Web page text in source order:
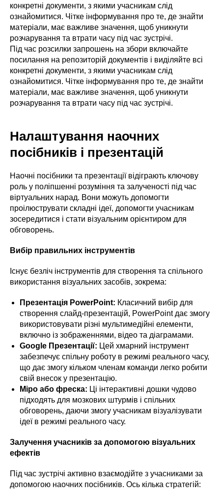
конкретні документи, з якими учасникам слід
ознайомитися. Чітке інформування про те, де знайти
матеріали, має важливе значення, щоб уникнути
розчарування та втрати часу під час зустрічі.
Під час розсилки запрошень на збори включайте
посилання на репозиторій документів і виділяйте всі
конкретні документи, з якими учасникам слід
ознайомитися. Чітке інформування про те, де знайти
матеріали, має важливе значення, щоб уникнути
розчарування та втрати часу під час зустрічі.
Налаштування наочних
посібників і презентацій
Наочні посібники та презентації відіграють ключову
роль у поліпшенні розуміння та залученості під час
віртуальних нарад. Вони можуть допомогти
проілюструвати складні ідеї, допомогти учасникам
зосередитися і стати візуальним орієнтиром для
обговорень.
Вибір правильних інструментів
Існує безліч інструментів для створення та спільного
використання візуальних засобів, зокрема:
Презентація PowerPoint: Класичний вибір для
створення слайд-презентацій, PowerPoint дає змогу
використовувати різні мультимедійні елементи,
включно із зображеннями, відео та діаграмами.
Google Презентації: Цей хмарний інструмент
забезпечує спільну роботу в режимі реального часу,
що дає змогу кільком членам команди легко робити
свій внесок у презентацію.
Міро або фреска: Ці інтерактивні дошки чудово
підходять для мозкових штурмів і спільних
обговорень, даючи змогу учасникам візуалізувати
ідеї в режимі реального часу.
Залучення учасників за допомогою візуальних
ефектів
Під час зустрічі активно взаємодійте з учасниками за
допомогою наочних посібників. Ось кілька стратегій: